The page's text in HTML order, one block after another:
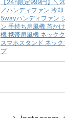
【24h限定999円】＼
／ハンディファン 冷
5wayハンディファン
ン 手持ち扇風機 首か
機 携帯扇風機 ネック
スマホスタンド ネッ
プ